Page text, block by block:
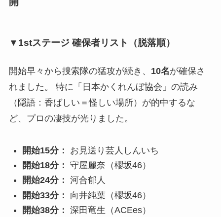
▼1stステージ 確保者リスト（脱落順）
開始早々から捜索隊の猛攻が続き、 10名が確保さ
れました。 特に「日本かくれんぼ協会」の読み
（隠語：香ばしい＝怪しい場所）が的中するな
ど、プロの凄技が光りました。
開始15分：
お見送り芸人しんいち
開始18分： 守屋麗奈（櫻坂46）
開始24分： 河合郁人
開始33分：
向井純葉（櫻坂46）
開始38分： 深田竜生（ACEes）